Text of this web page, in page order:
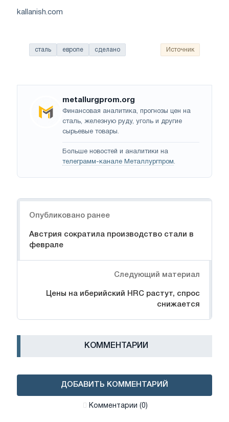
kallanish.com
сталь европе сделано Источник
metallurgprom.org
Финансовая аналитика, прогнозы цен на
сталь, железную руду, уголь и другие
сырьевые товары.
Больше новостей и аналитики на
телеграмм-канале Металлургпром.
Опубликовано ранее
Австрия сократила производство стали в
феврале
Следующий материал
Цены на иберийский HRC растут, спрос
снижается
КОММЕНТАРИИ
ДОБАВИТЬ КОММЕНТАРИЙ
Комментарии (0)